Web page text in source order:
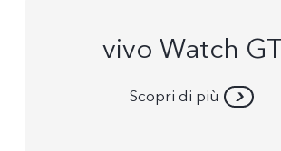
vivo Watch
Scopri di più